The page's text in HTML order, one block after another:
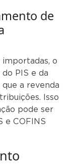
de
importadas, o
PIS e da
a revenda
Isso
pode ser
e COFINS